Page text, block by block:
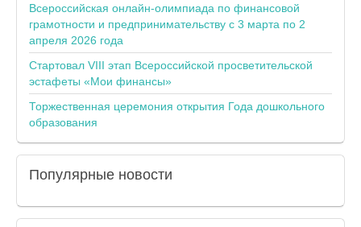
Всероссийская онлайн-олимпиада по финансовой
грамотности и предпринимательству с 3 марта по 2
апреля 2026 года
Стартовал VIII этап Всероссийской просветительской
эстафеты «Мои финансы»
Торжественная церемония открытия Года дошкольного
образования
Популярные новости